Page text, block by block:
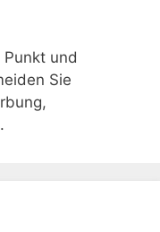
und
Sie